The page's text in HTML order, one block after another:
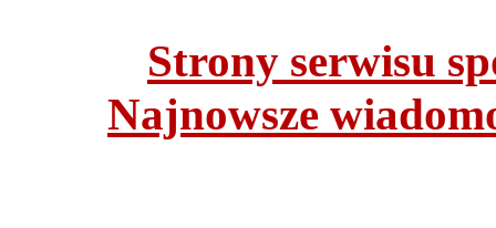
Strony serwisu
Najnowsze